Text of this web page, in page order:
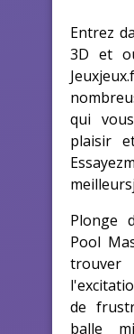
Entrez
3D et
qui
plaisir
Plonge
Pool
de
balle